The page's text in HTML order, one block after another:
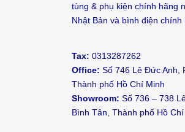
tùng & phụ kiện chính hãng
Nhật Bản và bình điện chính
Tax: 0313287262
Office: Số 746 Lê Đức Anh,
Thành phố Hồ Chí Minh
Showroom: Số 736 – 738
Bình Tân, Thành phố Hồ